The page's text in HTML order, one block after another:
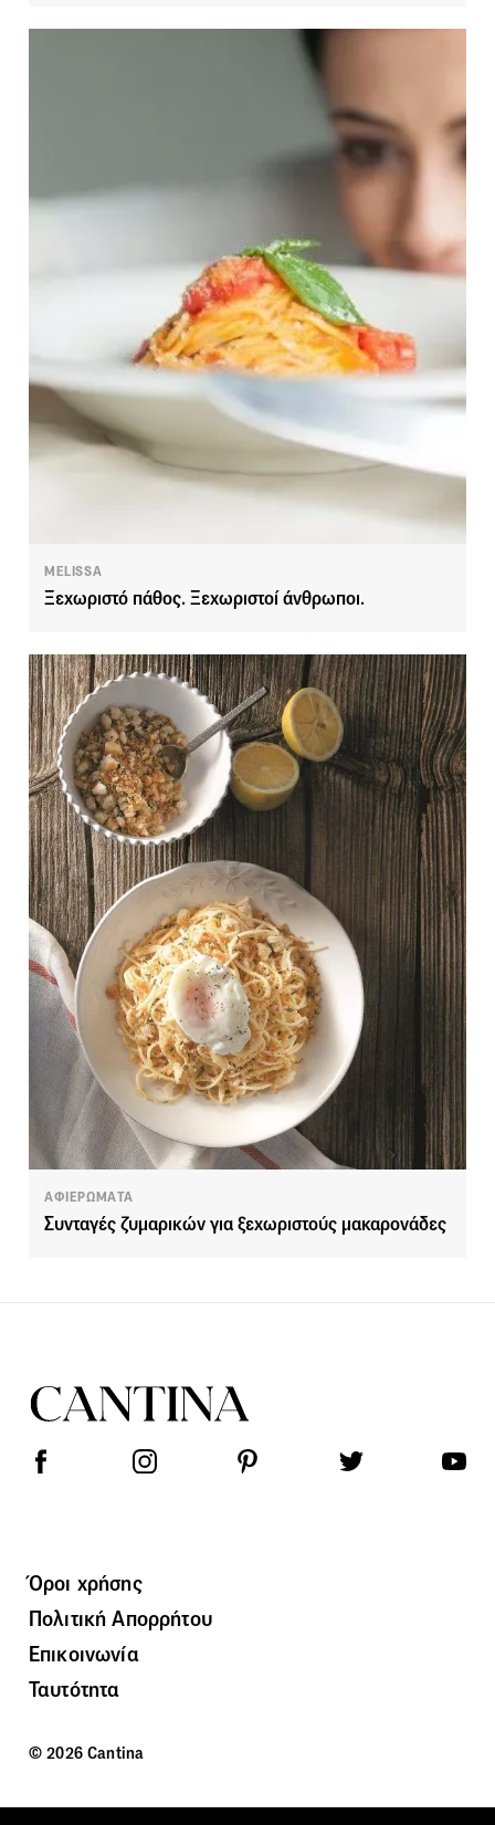
MELISSA
Ξεχωριστό πάθος. Ξεχωριστοί άνθρωποι.
ΑΦΙΕΡΩΜΑΤΑ
Συνταγές ζυμαρικών για ξεχωριστούς μακαρονάδες
Όροι χρήσης
Πολιτική Απορρήτου
Επικοινωνία
Ταυτότητα
© 2026 Cantina